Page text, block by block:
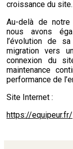
croissance du site.
Au-delà de notre
nous avons
l’évolution de
migration vers
connexion du
maintenance
performance de
Site Internet :
https://equipeur.fr/